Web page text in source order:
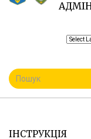
ПОШУКОВА
ФОРМА
Пошук
ІНСТРУКЦІЯ